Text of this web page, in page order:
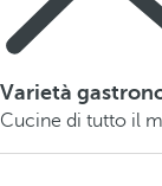
Varietà
Cucine di tutto il